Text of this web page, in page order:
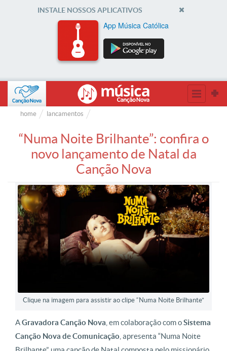
INSTALE NOSSOS APLICATIVOS
App Música Católica
home lancamentos
“Numa Noite Brilhante”: confira o
novo lançamento de Natal da
Canção Nova
Clique na imagem para assistir ao clipe “Numa Noite Brilhante”
AGravadora Canção Nova , em colaboração com oSistema
Canção Nova de Comunicação , apresenta “Numa Noite